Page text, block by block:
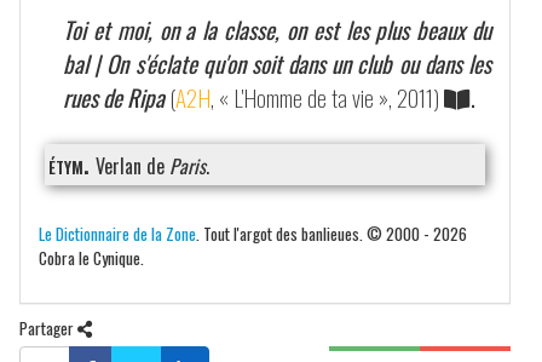
Toi et moi, on a la classe, on est les plus beaux du
bal | On s'éclate qu'on soit dans un club ou dans les
rues de Ripa (A2H, « L'Homme de ta vie », 2011)
.
étym. Verlan de Paris.
Le Dictionnaire de la Zone . Tout l'argot des banlieues. © 2000 - 2026
Cobra le Cynique.
Partager